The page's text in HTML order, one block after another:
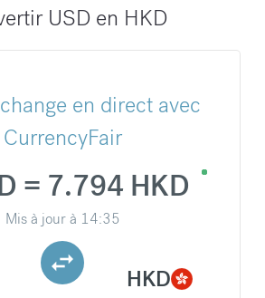
USD en HKD
en direct avec
CurrencyFair
= 7.794 HKD
Mis à jour à 14:35
HKD